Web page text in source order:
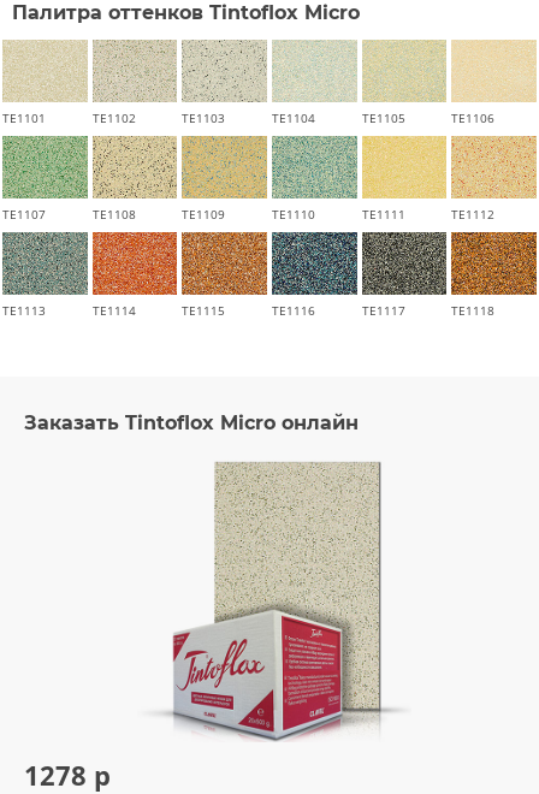
Палитра оттенков Tintoflox Micro
TE1101 TE1102 TE1103 TE1104 TE1105 TE1106
TE1107 TE1108 TE1109 TE1110 TE1111 TE1112
TE1113 TE1114 TE1115 TE1116 TE1117 TE1118
Заказать Tintoflox Micro онлайн
1278 р